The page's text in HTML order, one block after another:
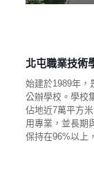
北屯職業技術
始建於1989年，
公辦學校。學校
佔地近7萬平方
用專業，並長期
保持在96%以上